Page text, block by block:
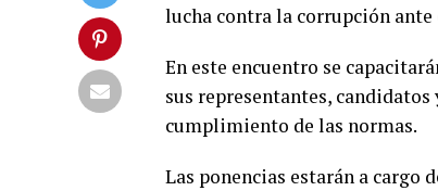
lucha contra la corrupción
En este encuentro se
sus representantes,
cumplimiento de las normas.
Las ponencias estarán a cargo